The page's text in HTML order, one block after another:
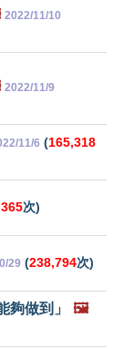
2022/11/10
2022/11/9
11/6 (165,318
次)
29 (238,794次)
夠做到」 🖼️